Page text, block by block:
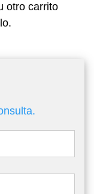
otro carrito